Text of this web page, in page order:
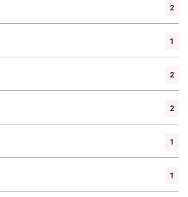
2
1
2
2
1
1